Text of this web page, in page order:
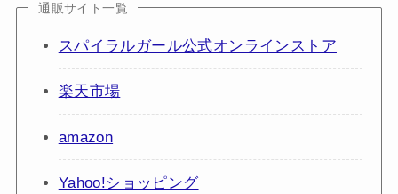
通販サイト一覧
スパイラルガール公式オンラインストア
楽天市場
amazon
Yahoo!ショッピング